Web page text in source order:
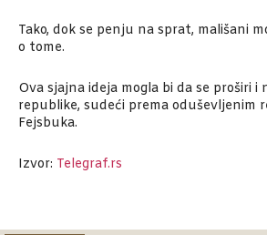
Tako, dok se penju na sprat, mališani
o tome.
Ova sjajna ideja mogla bi da se proširi i
republike, sudeći prema oduševljenim
Fejsbuka.
Izvor: Telegraf.rs